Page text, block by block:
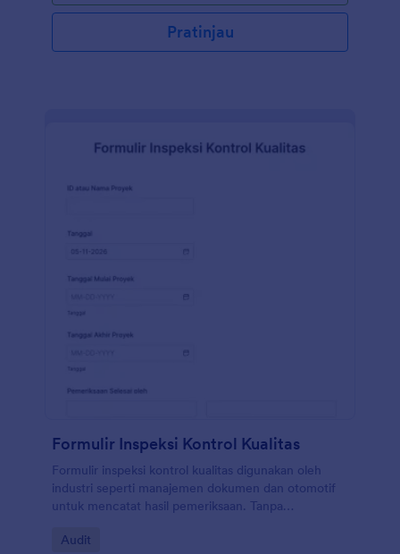
Pratinjau
Formulir Inspeksi Kontrol Kualitas
Formulir inspeksi kontrol kualitas digunakan oleh
industri seperti manajemen dokumen dan otomotif
untuk mencatat hasil pemeriksaan. Tanpa
Go to Category:
Audit